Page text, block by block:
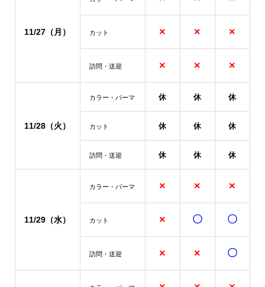
11/27（月） カット × × ×
訪問・送迎 × × ×
11/28（火）
カラー・パーマ 休 休 休
カット 休 休 休
訪問・送迎 休 休 休
11/29（水）
カラー・パーマ × × ×
カット × 〇 〇
訪問・送迎 × × 〇